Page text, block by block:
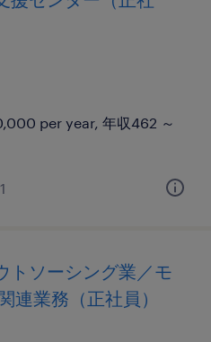
per year, 年収462 ～
トソーシング業／モ
連業務（正社員）